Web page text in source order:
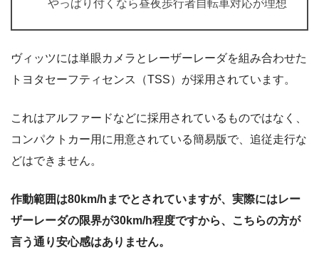
やっぱり付くなら昼夜歩行者自転車対応が理想
ヴィッツには単眼カメラとレーザーレーダを組み合わせた
トヨタセーフティセンス（TSS）が採用されています。
これはアルファードなどに採用されているものではなく、
コンパクトカー用に用意されている簡易版で、追従走行な
どはできません。
作動範囲は80km/hまでとされていますが、実際にはレー
ザーレーダの限界が30km/h程度ですから、こちらの方が
言う通り安心感はありません。